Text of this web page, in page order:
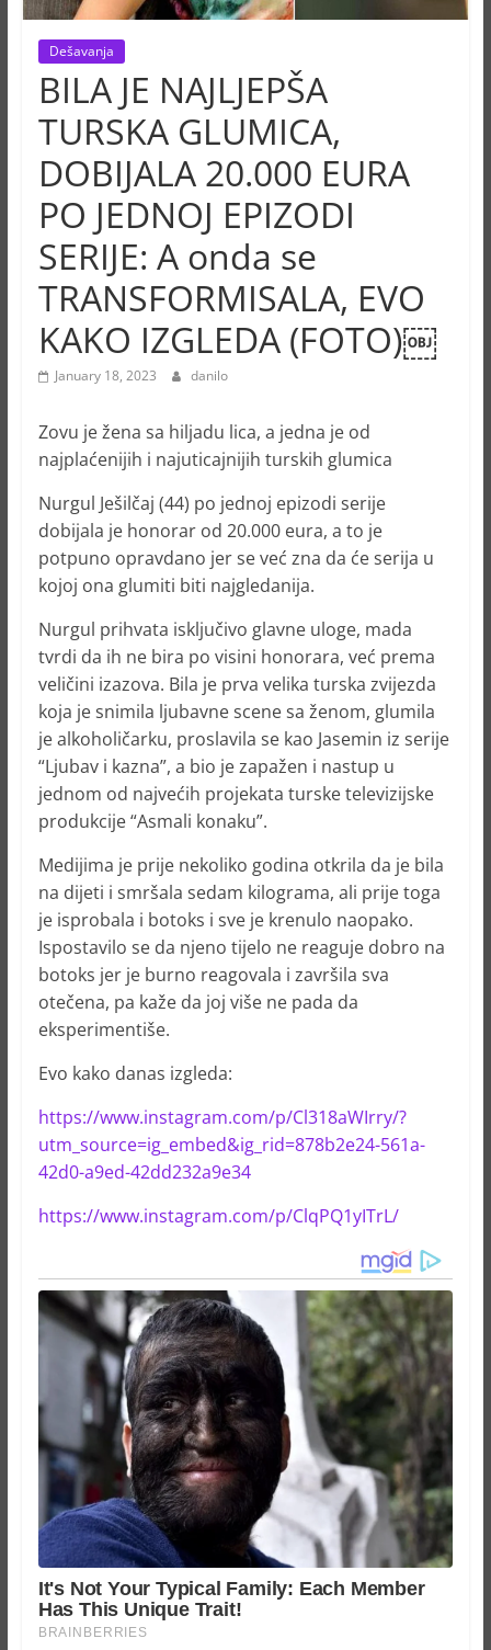
Dešavanja
BILA JE NAJLJEPŠA
TURSKA GLUMICA,
DOBIJALA 20.000 EURA
PO JEDNOJ EPIZODI
SERIJE: A onda se
TRANSFORMISALA, EVO
KAKO IZGLEDA (FOTO)￼
January 18, 2023 danilo
Zovu je žena sa hiljadu lica, a jedna je od
najplaćenijih i najuticajnijih turskih glumica
Nurgul Ješilčaj (44) po jednoj epizodi serije
dobijala je honorar od 20.000 eura, a to je
potpuno opravdano jer se već zna da će serija u
kojoj ona glumiti biti najgledanija.
Nurgul prihvata isključivo glavne uloge, mada
tvrdi da ih ne bira po visini honorara, već prema
veličini izazova. Bila je prva velika turska zvijezda
koja je snimila ljubavne scene sa ženom, glumila
je alkoholičarku, proslavila se kao Jasemin iz serije
“Ljubav i kazna”, a bio je zapažen i nastup u
jednom od najvećih projekata turske televizijske
produkcije “Asmali konaku”.
Medijima je prije nekoliko godina otkrila da je bila
na dijeti i smršala sedam kilograma, ali prije toga
je isprobala i botoks i sve je krenulo naopako.
Ispostavilo se da njeno tijelo ne reaguje dobro na
botoks jer je burno reagovala i završila sva
otečena, pa kaže da joj više ne pada da
eksperimentiše.
Evo kako danas izgleda:
https://www.instagram.com/p/Cl318aWIrry/?
utm_source=ig_embed&ig_rid=878b2e24-561a-
42d0-a9ed-42dd232a9e34
https://www.instagram.com/p/ClqPQ1yITrL/